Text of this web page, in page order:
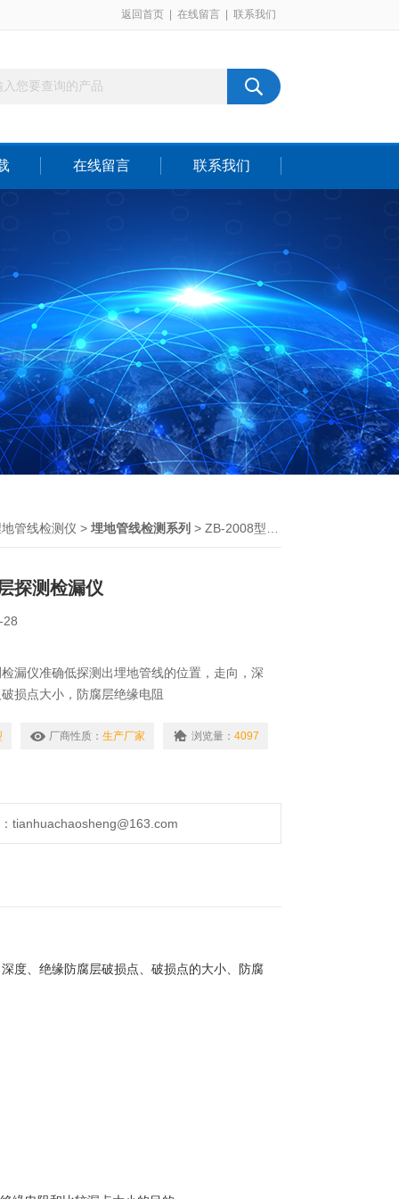
返回首页 在线留言 联系我们
在线留言 联系我们
管线检测仪 > 埋地管线检测系列 > ZB-2008型地下管线防腐层探测检漏仪
探测检漏仪
28
漏仪准确低探测出埋地管线的位置，走向，深
损点大小，防腐层绝缘电阻
厂商性质： 生产厂家 浏览量： 4097
tianhuachaosheng@163.com
度、绝缘防腐层破损点、破损点的大小、防腐